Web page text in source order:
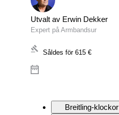
Utvalt av Erwin Dekker
Expert på Armbandsur
Såldes för 615 €
Breitling-klockor